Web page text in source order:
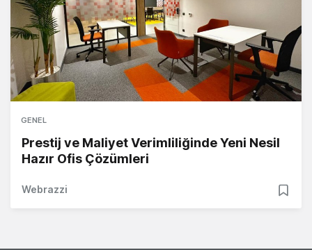
GENEL
Prestij ve Maliyet Verimliliğinde Yeni Nesil
Hazır Ofis Çözümleri
Webrazzi